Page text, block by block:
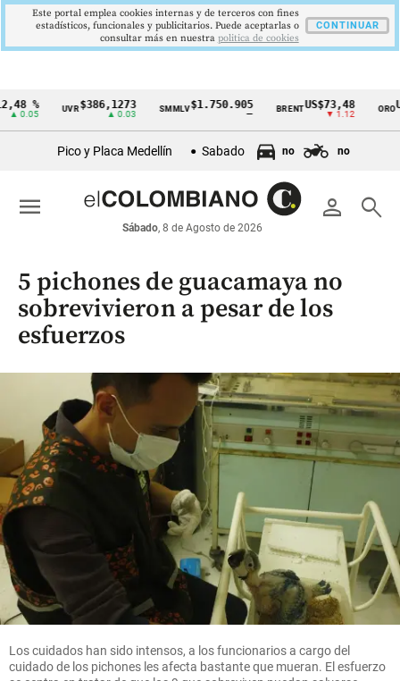
Cintillo
económicos
Colombia
%
0.05
UVR$386,1273
▲ 0.03
SMMLV$1.750.905 BRENTUS$73,48
▼ 1.12
ORO
Pico y Placa Medellín Sabado no no
person search
Sábado, 8 de Agosto de 2026
menu
5 pichones de guacamaya no
sobrevivieron a pesar de los
esfuerzos
Los cuidados han sido intensos, a los funcionarios a cargo del
cuidado de los pichones les afecta bastante que mueran. El esfuerzo
Este portal emplea cookies internas y de terceros con fines
estadísticos, funcionales y publicitarios. Puede aceptarlas o
consultar más en nuestra politica de cookies
CONTINUAR